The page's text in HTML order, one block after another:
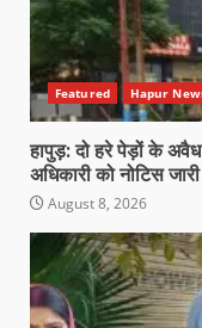
Featured Hapur
हापुड़: दो हरे पेड़ों के
अधिकारी को नोटिस जारी
August 8, 2026